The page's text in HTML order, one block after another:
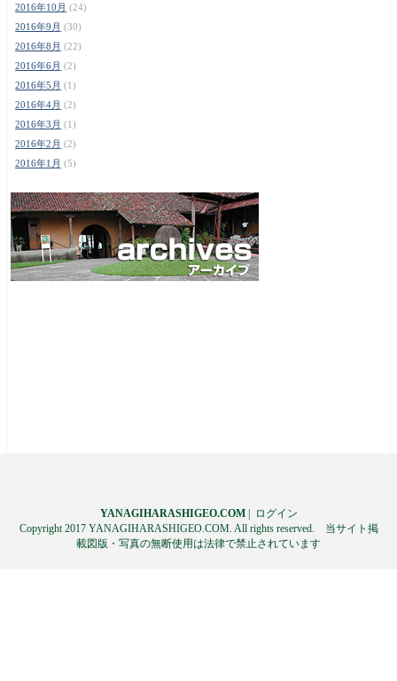
2016年10月 (24)
2016年9月 (30)
2016年8月 (22)
2016年6月 (2)
2016年5月 (1)
2016年4月 (2)
2016年3月 (1)
2016年2月 (2)
2016年1月 (5)
YANAGIHARASHIGEO.COM|
ログイン
Copyright 2017 YANAGIHARASHIGEO.COM. All rights reserved. 当サイト掲
載図版・写真の無断使用は法律で禁止されています